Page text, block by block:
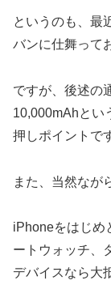
というのも、最
バンに仕舞って
ですが、後述の
10,000mAhとい
押しポイントで
また、当然なが
iPhoneをはじめ
ートウォッチ、
デバイスなら大